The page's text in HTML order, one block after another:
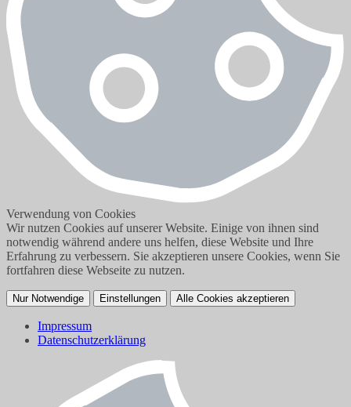
Verwendung von Cookies
Wir nutzen Cookies auf unserer Website. Einige von ihnen sind
notwendig während andere uns helfen, diese Website und Ihre
Erfahrung zu verbessern. Sie akzeptieren unsere Cookies, wenn Sie
fortfahren diese Webseite zu nutzen.
Nur Notwendige Einstellungen Alle Cookies akzeptieren
Impressum
Datenschutzerklärung